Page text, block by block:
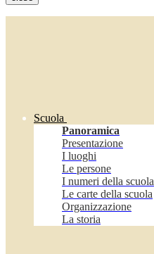
Scuola
Panoramica
Presentazione
I luoghi
Le persone
I numeri della scuola
Le carte della scuola
Organizzazione
La storia